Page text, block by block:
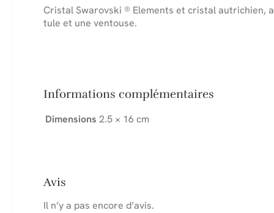
Cristal Swarovski ® Elements et cristal autrichien,
tule et une ventouse.
Informations complémentaires
Dimensions 2.5 × 16 cm
Avis
Il n’y a pas encore d’avis.